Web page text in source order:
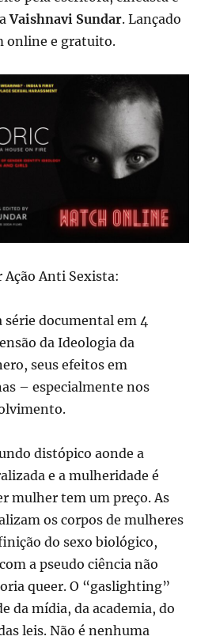
Vaishnavi Sundar. Lançado
online e gratuito.
Anti Sexista:
série documental em 4
da Ideologia da
seus efeitos em
– especialmente nos
distópico aonde a
e a mulheridade é
mulher tem um preço. As
os corpos de mulheres
do sexo biológico,
a pseudo ciência não
queer. O “gaslighting”
da mídia, da academia, do
leis. Não é nenhuma